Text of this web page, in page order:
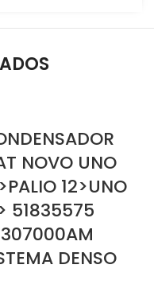
NOVO UNO
12>UNO
51835575
DENSO